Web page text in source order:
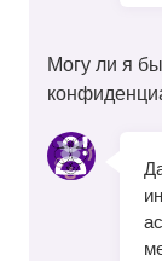
Могу ли я